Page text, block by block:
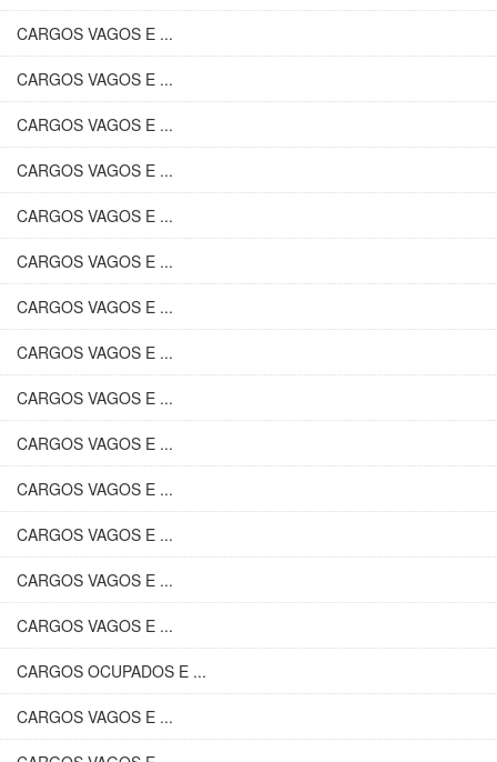
CARGOS VAGOS E ...
CARGOS VAGOS E ...
CARGOS VAGOS E ...
CARGOS VAGOS E ...
CARGOS VAGOS E ...
CARGOS VAGOS E ...
CARGOS VAGOS E ...
CARGOS VAGOS E ...
CARGOS VAGOS E ...
CARGOS VAGOS E ...
CARGOS VAGOS E ...
CARGOS VAGOS E ...
CARGOS VAGOS E ...
CARGOS VAGOS E ...
CARGOS OCUPADOS E ...
CARGOS VAGOS E ...